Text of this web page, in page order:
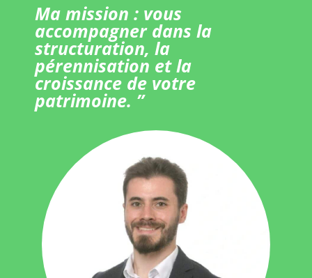
Ma mission : vous
accompagner dans la
structuration, la
pérennisation et la
croissance de votre
patrimoine. ”